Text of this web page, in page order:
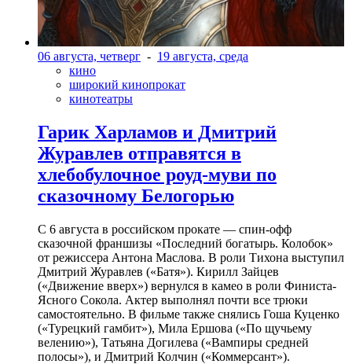
06 августа, четверг - 19 августа, среда
кино
широкий кинопрокат
кинотеатры
Гарик Харламов и Дмитрий
Журавлев отправятся в
хлебобулочное роуд-муви по
сказочному Белогорью
С 6 августа в российском прокате — спин-офф
сказочной франшизы «Последний богатырь. Колобок»
от режиссера Антона Маслова. В роли Тихона выступил
Дмитрий Журавлев («Батя»). Кирилл Зайцев
(«Движение вверх») вернулся в камео в роли Финиста-
Ясного Сокола. Актер выполнял почти все трюки
самостоятельно. В фильме также снялись Гоша Куценко
(«Турецкий гамбит»), Мила Ершова («По щучьему
велению»), Татьяна Догилева («Вампиры средней
полосы»), и Дмитрий Колчин («Коммерсант»).